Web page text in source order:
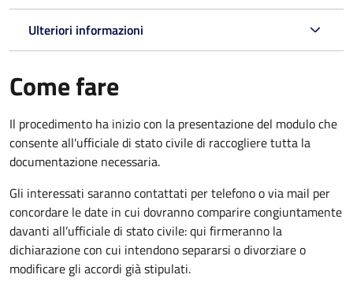
Ulteriori informazioni
Come fare
Il procedimento ha inizio con la presentazione del modulo che
consente all'ufficiale di stato civile di raccogliere tutta la
documentazione necessaria.
Gli interessati saranno contattati per telefono o via mail per
concordare le date in cui dovranno comparire congiuntamente
davanti all’ufficiale di stato civile: qui firmeranno la
dichiarazione con cui intendono separarsi o divorziare o
modificare gli accordi già stipulati.